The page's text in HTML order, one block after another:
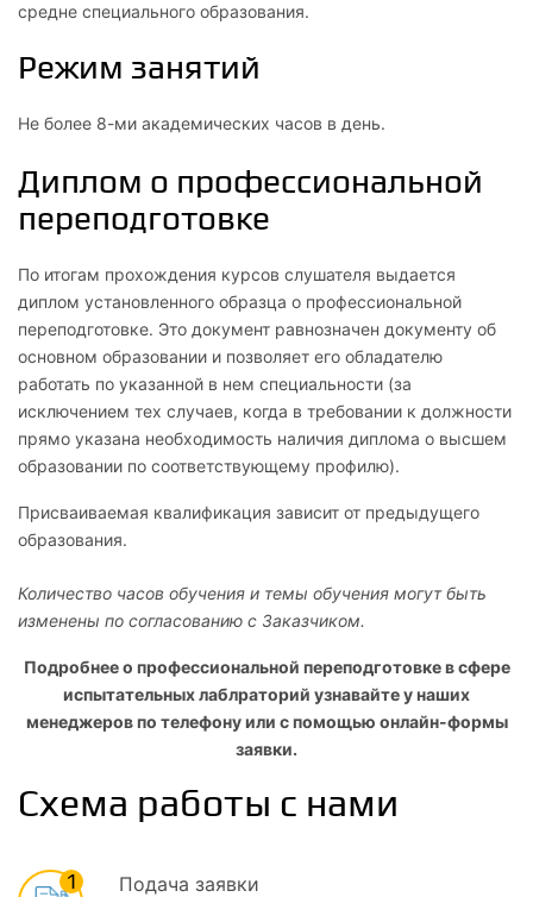
средне специального образования.
Режим занятий
Не более 8-ми академических часов в день.
Диплом о профессиональной
переподготовке
По итогам прохождения курсов слушателя выдается
диплом установленного образца о профессиональной
переподготовке. Это документ равнозначен документу об
основном образовании и позволяет его обладателю
работать по указанной в нем специальности (за
исключением тех случаев, когда в требовании к должности
прямо указана необходимость наличия диплома о высшем
образовании по соответствующему профилю).
Присваиваемая квалификация зависит от предыдущего
образования.
Количество часов обучения и темы обучения могут быть
изменены по согласованию с Заказчиком.
Подробнее о профессиональной переподготовке в сфере
испытательных лаблраторий узнавайте у наших
менеджеров по телефону или с помощью онлайн-формы
заявки.
Схема работы с нами
1 Подача заявки